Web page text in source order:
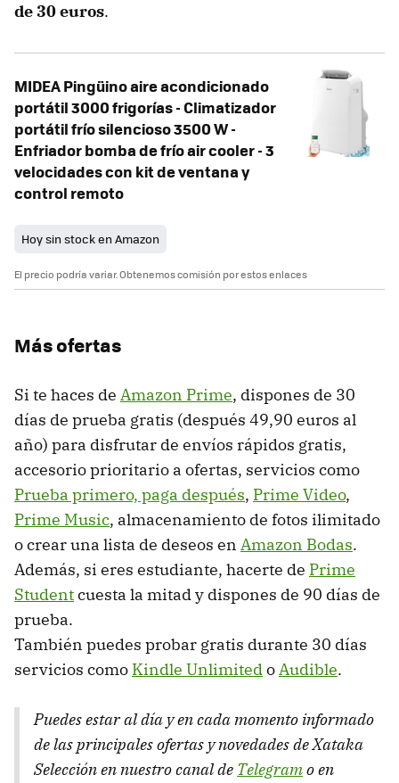
de 30 euros.
MIDEA Pingüino aire acondicionado
portátil 3000 frigorías - Climatizador
portátil frío silencioso 3500 W -
Enfriador bomba de frío air cooler - 3
velocidades con kit de ventana y
control remoto
Hoy sin stock en Amazon
El precio podría variar. Obtenemos comisión por estos enlaces
Más ofertas
Si te haces de Amazon Prime, dispones de 30
días de prueba gratis (después 49,90 euros al
año) para disfrutar de envíos rápidos gratis,
accesorio prioritario a ofertas, servicios como
Prueba primero, paga después, Prime Video,
Prime Music, almacenamiento de fotos ilimitado
o crear una lista de deseos en Amazon Bodas.
Además, si eres estudiante, hacerte de Prime
Studentcuesta la mitad y dispones de 90 días de
prueba.
También puedes probar gratis durante 30 días
servicios como Kindle UnlimitedoAudible.
Puedes estar al día y en cada momento informado
de las principales ofertas y novedades de Xataka
Selección en nuestro canal de Telegramo en